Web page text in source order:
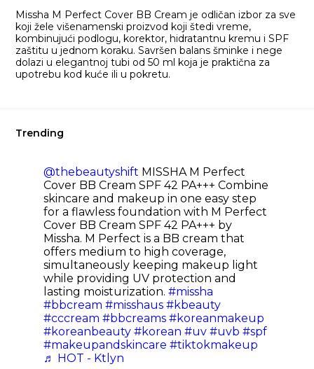
Missha M Perfect Cover BB Cream je odličan izbor za sve
koji žele višenamenski proizvod koji štedi vreme,
kombinujući podlogu, korektor, hidratantnu kremu i SPF
zaštitu u jednom koraku. Savršen balans šminke i nege
dolazi u elegantnoj tubi od 50 ml koja je praktična za
upotrebu kod kuće ili u pokretu.
Trending
@thebeautyshift MISSHA M Perfect
Cover BB Cream SPF 42 PA+++ Combine
skincare and makeup in one easy step
for a flawless foundation with M Perfect
Cover BB Cream SPF 42 PA+++ by
Missha. M Perfect is a BB cream that
offers medium to high coverage,
simultaneously keeping makeup light
while providing UV protection and
lasting moisturization.#missha
#bbcream #misshaus #kbeauty
#cccream #bbcreams #koreanmakeup
#koreanbeauty #korean #uv #uvb #spf
#makeupandskincare #tiktokmakeup
♬ HOT - Ktlyn